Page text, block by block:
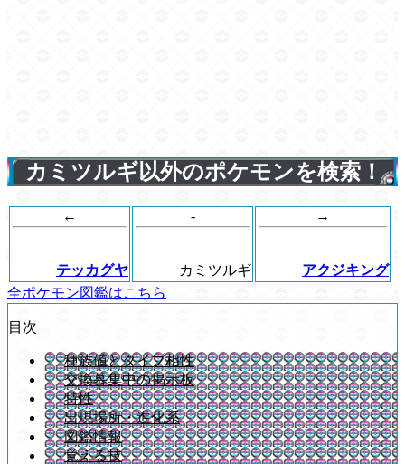
カミツルギ以外のポケモンを検索！
←
テッカグヤ
-
カミツルギ
→
アクジキング
全ポケモン図鑑はこちら
目次
種族値とタイプ相性
交換募集中の掲示板
特性
出現場所・進化系
図鑑情報
覚える技